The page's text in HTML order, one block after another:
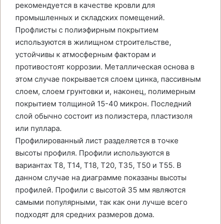
рекомендуется в качестве кровли для
промышленных и складских помещений.
Профлисты с полиэфирным покрытием
используются в жилищном строительстве,
устойчивы к атмосферным факторам и
противостоят коррозии. Металлическая основа в
этом случае покрывается слоем цинка, пассивным
слоем, слоем грунтовки и, наконец, полимерным
покрытием толщиной 15-40 микрон. Последний
слой обычно состоит из полиэстера, пластизоля
или пуллара.
Профилированный лист разделяется в точке
высоты профиля. Профили используются в
вариантах T8, T14, T18, T20, T35, T50 и T55. В
данном случае на диаграмме показаны высоты
профилей. Профили с высотой 35 мм являются
самыми популярными, так как они лучше всего
подходят для средних размеров дома.